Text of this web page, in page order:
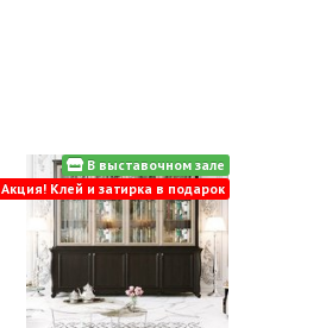
В выставочном зале
Акция! Клей и затирка в подарок